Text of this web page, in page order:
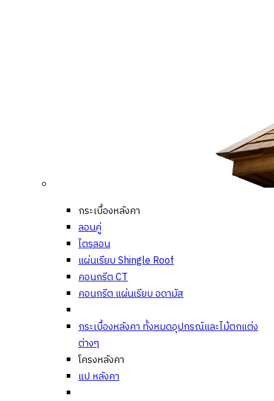
กระเบื้องหลังคา
ลอนคู่
ไตรลอน
แผ่นเรียบ Shingle Roof
คอนกรีต CT
คอนกรีต แผ่นเรียบ อดามัส
กระเบื้องหลังคา ทั้งหมดอุปกรณ์และไม้ตกแต่ง
ต่างๆ
โครงหลังคา
แป หลังคา